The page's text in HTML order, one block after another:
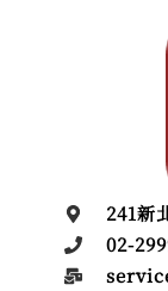
241新
02-